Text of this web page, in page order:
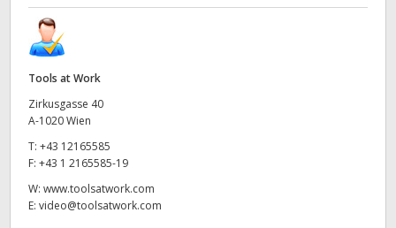
Tools at Work
Zirkusgasse 40
A-1020 Wien
T: +43 12165585
F: +43 1 2165585-19
W: www.toolsatwork.com
E: video@toolsatwork.com